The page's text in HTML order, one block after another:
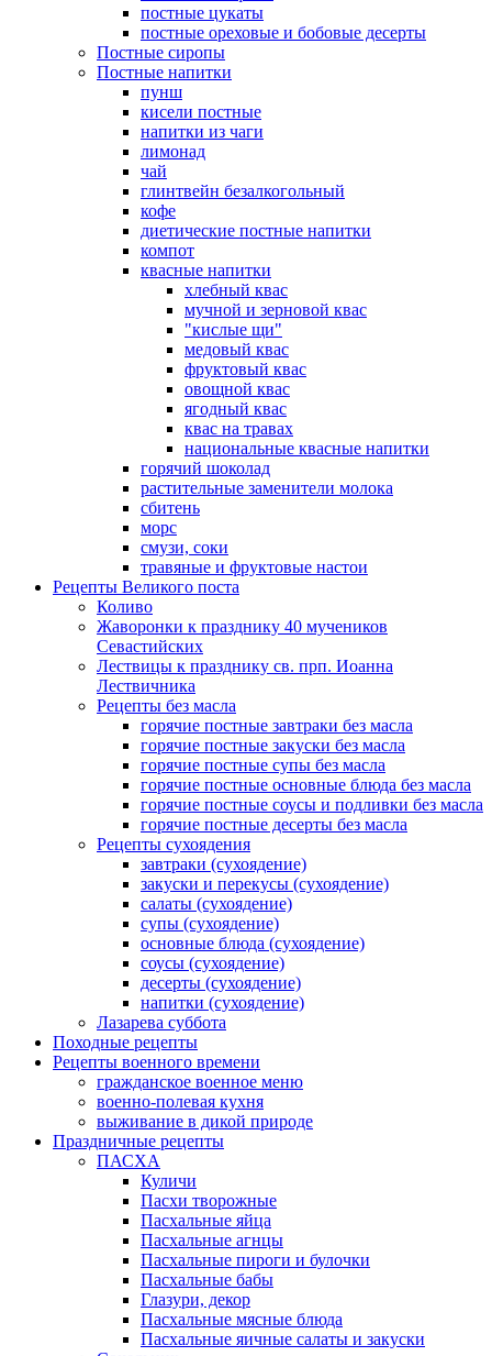
постные цукаты
постные ореховые и бобовые десерты
Постные сиропы
Постные напитки
пунш
кисели постные
напитки из чаги
лимонад
чай
глинтвейн безалкогольный
кофе
диетические постные напитки
компот
квасные напитки
хлебный квас
мучной и зерновой квас
"кислые щи"
медовый квас
фруктовый квас
овощной квас
ягодный квас
квас на травах
национальные квасные напитки
горячий шоколад
растительные заменители молока
сбитень
морс
смузи, соки
травяные и фруктовые настои
Рецепты Великого поста
Коливо
Жаворонки к празднику 40 мучеников
Севастийских
Лествицы к празднику св. прп. Иоанна
Лествичника
Рецепты без масла
горячие постные завтраки без масла
горячие постные закуски без масла
горячие постные супы без масла
горячие постные основные блюда без масла
горячие постные соусы и подливки без масла
горячие постные десерты без масла
Рецепты сухоядения
завтраки (сухоядение)
закуски и перекусы (сухоядение)
салаты (сухоядение)
супы (сухоядение)
основные блюда (сухоядение)
соусы (сухоядение)
десерты (сухоядение)
напитки (сухоядение)
Лазарева суббота
Походные рецепты
Рецепты военного времени
гражданское военное меню
военно-полевая кухня
выживание в дикой природе
Праздничные рецепты
ПАСХА
Куличи
Пасхи творожные
Пасхальные яйца
Пасхальные агнцы
Пасхальные пироги и булочки
Пасхальные бабы
Глазури, декор
Пасхальные мясные блюда
Пасхальные яичные салаты и закуски